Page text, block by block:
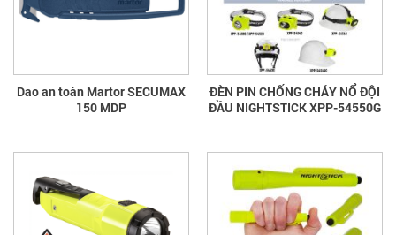
Dao an toàn Martor SECUMAX
150 MDP
ĐÈN PIN CHỐNG CHÁY NỔ ĐỘI
ĐẦU NIGHTSTICK XPP-54550G